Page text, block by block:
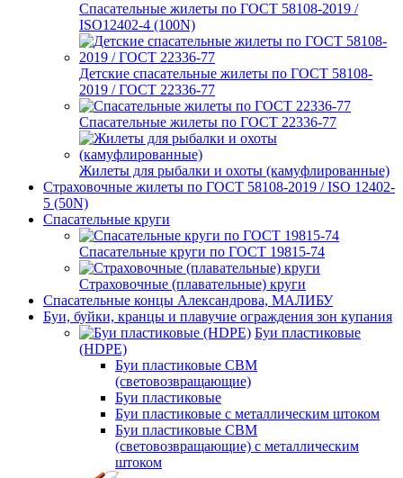
Спасательные жилеты по ГОСТ 58108-2019 /
ISO12402-4 (100N)
Детские спасательные жилеты по ГОСТ 58108-
2019 / ГОСТ 22336-77
Спасательные жилеты по ГОСТ 22336-77
Жилеты для рыбалки и охоты (камуфлированные)
Страховочные жилеты по ГОСТ 58108-2019 / ISO 12402-
5 (50N)
Спасательные круги
Спасательные круги по ГОСТ 19815-74
Страховочные (плавательные) круги
Спасательные концы Александрова, МАЛИБУ
Буи, буйки, кранцы и плавучие ограждения зон купания
Буи пластиковые
(HDPE)
Буи пластиковые СВМ
(световозвращающие)
Буи пластиковые
Буи пластиковые с металлическим штоком
Буи пластиковые СВМ
(световозвращающие) с металлическим
штоком